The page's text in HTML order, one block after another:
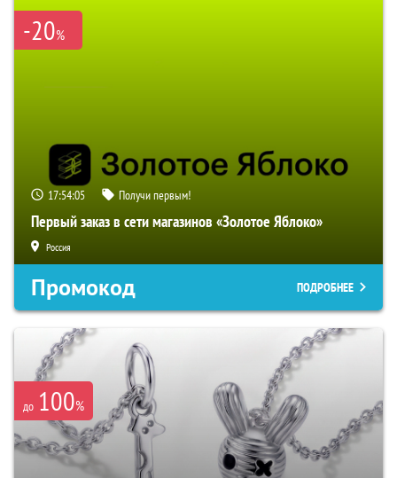
-20%
17:54:03 Получи первым!
Первый заказ в сети магазинов «Золотое Яблоко»
Россия
Промокод ПОДРОБНЕЕ
до 100%